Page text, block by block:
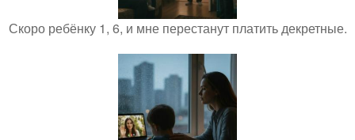
Скоро ребёнку 1, 6, и мне перестанут платить декретные.